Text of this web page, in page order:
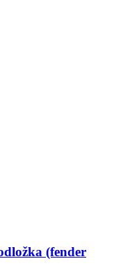
(fender